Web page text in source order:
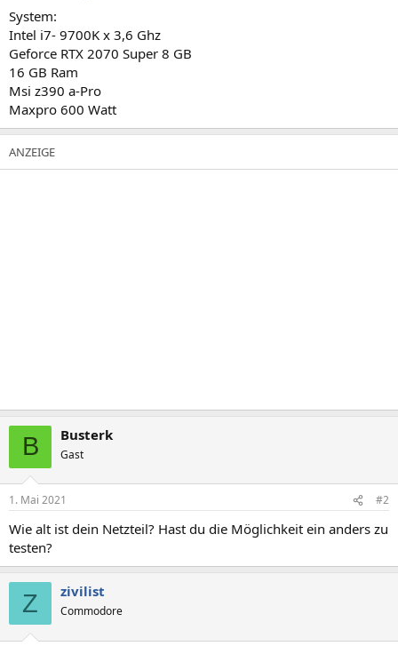
System:
Intel i7- 9700K x 3,6 Ghz
Geforce RTX 2070 Super 8 GB
16 GB Ram
Msi z390 a-Pro
Maxpro 600 Watt
B Busterk
Gast
1. Mai 2021 #2
Wie alt ist dein Netzteil? Hast du die Möglichkeit ein anders zu
testen?
Z zivilist
Commodore